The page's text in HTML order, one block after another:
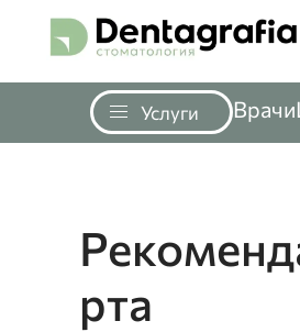
Перейти к содержимому
Услуги Врачи
рта